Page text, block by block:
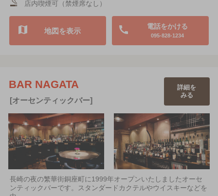
店内喫煙可（禁煙席なし）
電話をかける
095-828-1234
地図を表示
BAR NAGATA
[オーセンティックバー]
詳細を
みる
長崎の夜の繁華街銅座町に1999年オープンいたしましたオーセ
ンティックバーです。スタンダードカクテルやウイスキーなどを